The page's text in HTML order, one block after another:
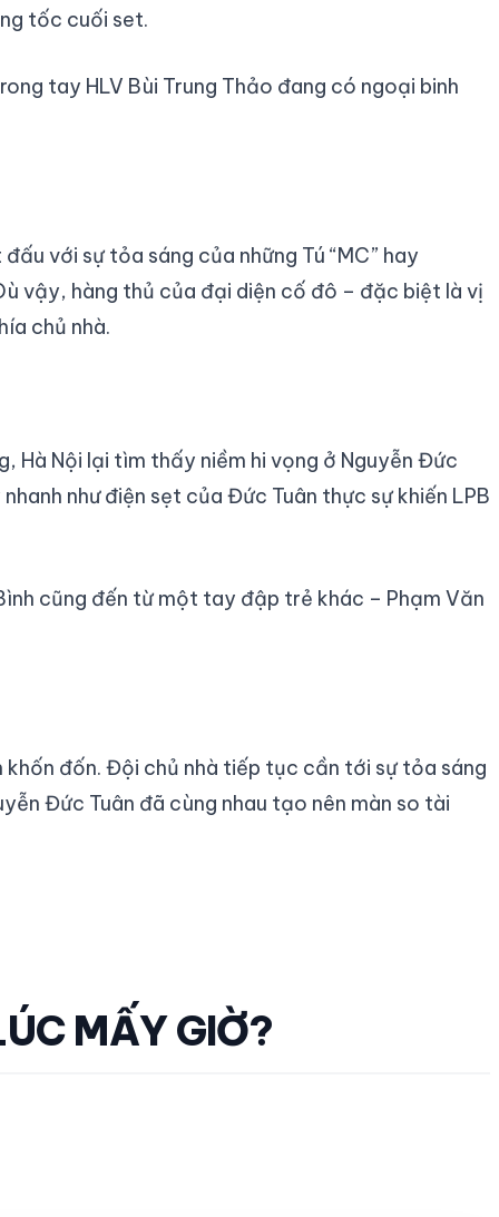
tốc cuối set.
tay HLV Bùi Trung Thảo đang có ngoại binh
với sự tỏa sáng của những Tú “MC” hay
vậy, hàng thủ của đại diện cố đô – đặc biệt là vị
chủ nhà.
Hà Nội lại tìm thấy niềm hi vọng ở Nguyễn Đức
như điện sẹt của Đức Tuân thực sự khiến LPB
cũng đến từ một tay đập trẻ khác – Phạm Văn
khốn đốn. Đội chủ nhà tiếp tục cần tới sự tỏa sáng
Đức Tuân đã cùng nhau tạo nên màn so tài
MẤY GIỜ?